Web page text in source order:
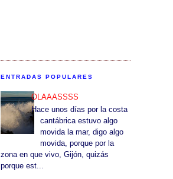
ENTRADAS POPULARES
OLAAASSSS
Hace unos días por la costa
cantábrica estuvo algo
movida la mar, digo algo
movida, porque por la
zona en que vivo, Gijón, quizás
porque est...